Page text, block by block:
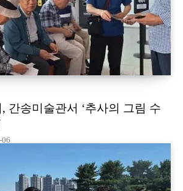
간송미술관서 ‘추사의 그림 수
06